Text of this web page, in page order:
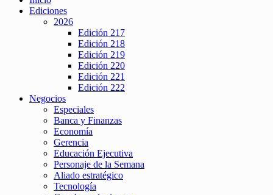
Ediciones
2026
Edición 217
Edición 218
Edición 219
Edición 220
Edición 221
Edición 222
Negocios
Especiales
Banca y Finanzas
Economía
Gerencia
Educación Ejecutiva
Personaje de la Semana
Aliado estratégico
Tecnología